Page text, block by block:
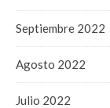
Septiembre 2022
Agosto 2022
Julio 2022